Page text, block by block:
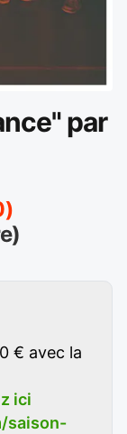
par
€ avec la
ici
saison-